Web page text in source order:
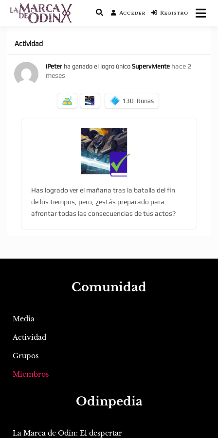
La saga literaria transmedia que fusiona
Acceder Registro
Actividad
iPeter ha ganado el logro único Superviviente hace 2
meses
130 Runas
Has logrado ver el mañana tras la batalla del fin
de los tiempos, pero, ¿estás preparado para
afrontar todas las consecuencias de tus actos?
Comunidad
Media
Actividad
Grupos
Miembros
Odinpedia
La Marca de Odín: El despertar